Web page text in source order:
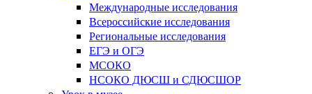
Международные исследования
Всероссийские исследования
Региональные исследования
ЕГЭ и ОГЭ
МСОКО
НСОКО ДЮСШ и СДЮСШОР